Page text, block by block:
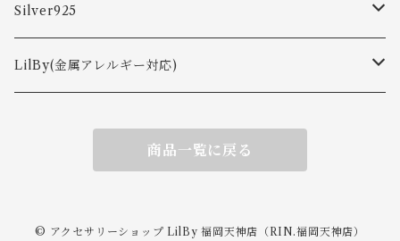
ピアス
ネックレス
バングル・ブレスレット
Silver925
ピアス
リング
LilBy(金属アレルギー対応)
ネックレス
商品一覧に戻る
© アクセサリーショップ LilBy 福岡天神店（RIN.福岡天神店）